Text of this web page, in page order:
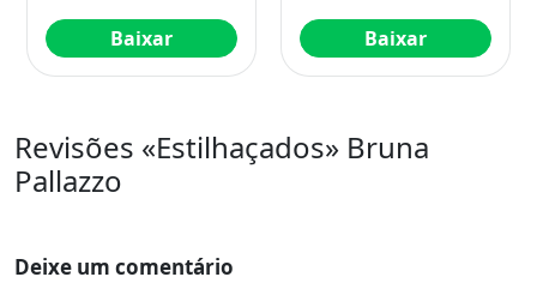
Baixar Baixar
Revisões «Estilhaçados» Bruna
Pallazzo
Deixe um comentário